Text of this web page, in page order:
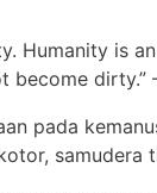
Humanity is
become dirty.”
pada
samudera